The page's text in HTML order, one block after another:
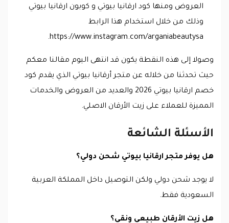
العروض ومنها كود ارقانيا بيوتي و كوبون ارقانيا بيوتي
وذلك من خلال استخدام هذا الرابط
https://www.instagram.com/arganiabeautysa.
وصولا إلى هذه النقطة يكون قد انتهى اليوم مقالنا معكم
حيث تحدثنا من خلاله عن متجر أرقانيا بيوتي الذي يقدم كود
خصم ارقانيا بيوتي 2026 والعديد من العروض والخدمات
المميزة للعملاء على زيت الأرقان الاصلي.
الأسئلة الشائعة
هل يوفر متجر ارقانيا بيوتي شحن دولي؟
لا يوجد شحن دولي ولكن التوصيل داخل المملكة العربية
السعودية فقط.
هل زيت الأرقان طبيعي ونقي؟